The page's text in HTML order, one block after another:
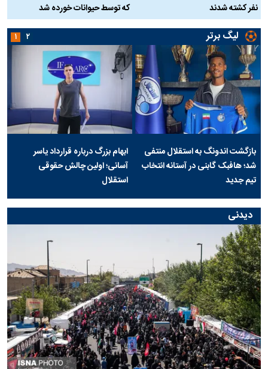
نفر کشته شدند
که توسط حیوانات خورده شد
لیگ برتر
بازگشت اندونگ به استقلال منتفی
شد؛ هافبک گابنی در آستانه انتخاب
تیم جدید
ابهام بزرگ درباره قرارداد یاسر
آسانی؛ اولین چالش حقوقی
استقلال
۱ ۲
دیدنی